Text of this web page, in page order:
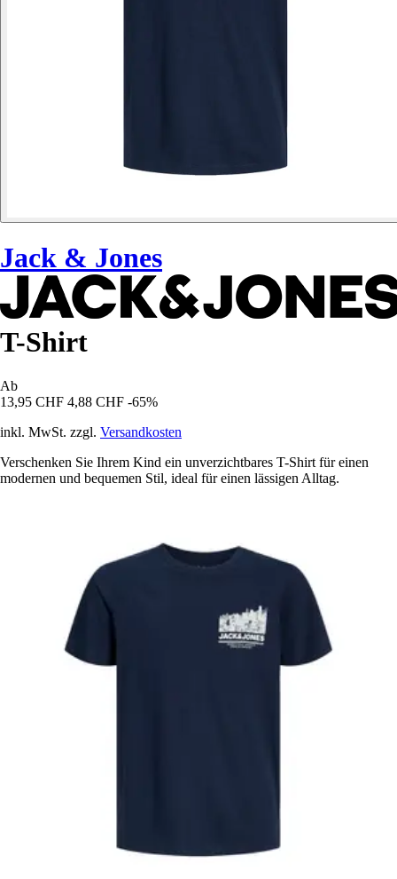
Jack & Jones
T-Shirt
Ab
13,95 CHF 4,88 CHF -65%
inkl. MwSt. zzgl. Versandkosten
Verschenken Sie Ihrem Kind ein unverzichtbares T-Shirt für einen
modernen und bequemen Stil, ideal für einen lässigen Alltag.